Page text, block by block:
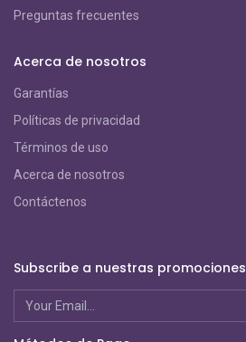
Preguntas frecuentes
Acerca de nosotros
Garantías
Políticas de privacidad
Términos de uso
Acerca de nosotros
Contáctenos
Subscribe a nuestras promociones